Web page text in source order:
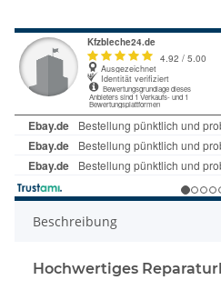
Beschreibung
Hochwertiges